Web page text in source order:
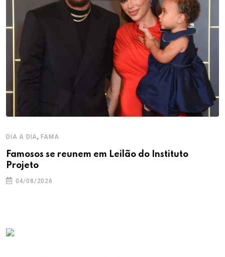
DIA A DIA,FAMA
Famosos se reunem em Leilão do Instituto
Projeto
04/08/2026